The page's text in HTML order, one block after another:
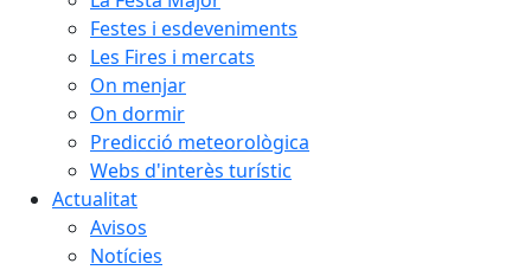
Festes i esdeveniments
Les Fires i mercats
On menjar
On dormir
Predicció meteorològica
Webs d'interès turístic
Actualitat
Avisos
Notícies